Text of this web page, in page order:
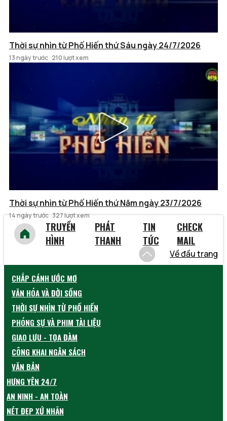
Thời sự nhìn từ Phố Hiến thứ Sáu ngày 24/7/2026
13 ngày trước 210 lượt xem
Thời sự nhìn từ Phố Hiến thứ Năm ngày 23/7/2026
14 ngày trước 327 lượt xem
TRUYỀN
HÌNH
PHÁT
THANH
TIN
TỨC
CHECK
MAIL
Về đầu trang
CHẮP CÁNH ƯỚC MƠ
VĂN HÓA VÀ ĐỜI SỐNG
THỜI SỰ NHÌN TỪ PHỐ HIẾN
PHÓNG SỰ VÀ PHIM TÀI LIỆU
GIAO LƯU - TỌA ĐÀM
CÔNG KHAI NGÂN SÁCH
VĂN BẢN
HƯNG YÊN 24/7
AN NINH - AN TOÀN
NÉT ĐẸP XỨ NHÃN